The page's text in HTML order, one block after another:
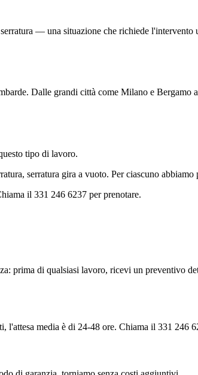
— una situazione che richiede l'intervento
Dalle grandi città come Milano e Bergamo
tipo di lavoro.
serratura gira a vuoto. Per ciascuno abbiamo
il 331 246 6237 per prenotare.
prima di qualsiasi lavoro, ricevi un preventivo
l'attesa media è di 24-48 ore. Chiama il 331 246